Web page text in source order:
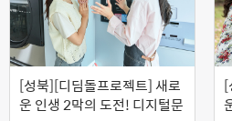
[성북][디딤돌프로젝트] 새로
운 인생 2막의 도전! 디지털문
[